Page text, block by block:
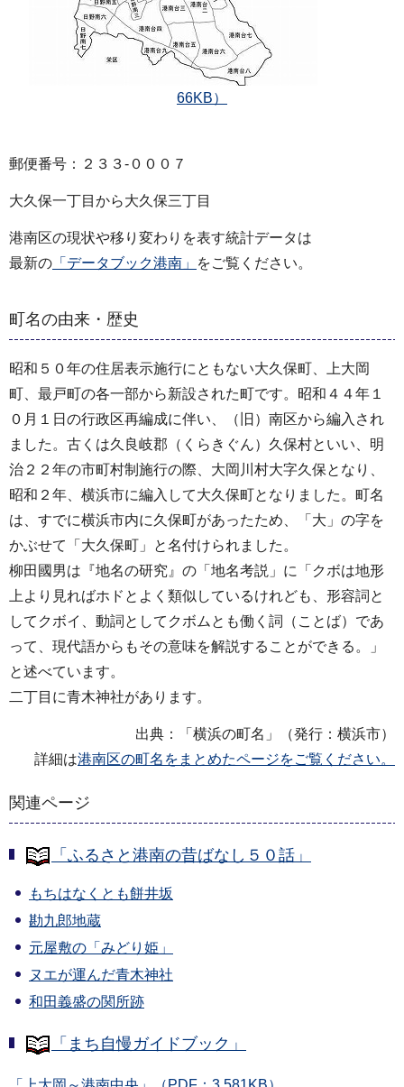
66KB）
郵便番号：２３３‐０００７
大久保一丁目から大久保三丁目
港南区の現状や移り変わりを表す統計データは
最新の 「データブック港南」 をご覧ください。
町名の由来・歴史
昭和５０年の住居表示施行にともない大久保町、上大岡
町、最戸町の各一部から新設された町です。昭和４４年１
０月１日の行政区再編成に伴い、（旧）南区から編入され
ました。古くは久良岐郡（くらきぐん）久保村といい、明
治２２年の市町村制施行の際、大岡川村大字久保となり、
昭和２年、横浜市に編入して大久保町となりました。町名
は、すでに横浜市内に久保町があったため、「大」の字を
かぶせて「大久保町」と名付けられました。
柳田國男は『地名の研究』の「地名考説」に「クボは地形
上より見ればホドとよく類似しているけれども、形容詞と
してクボイ、動詞としてクボムとも働く詞（ことば）であ
って、現代語からもその意味を解説することができる。」
と述べています。
二丁目に青木神社があります。
出典：「横浜の町名」（発行：横浜市）
詳細は港南区の町名をまとめたページをご覧ください。
関連ページ
「ふるさと港南の昔ばなし５０話」
もちはなくとも餅井坂
勘九郎地蔵
元屋敷の「みどり姫」
ヌエが運んだ青木神社
和田義盛の関所跡
「まち自慢ガイドブック」